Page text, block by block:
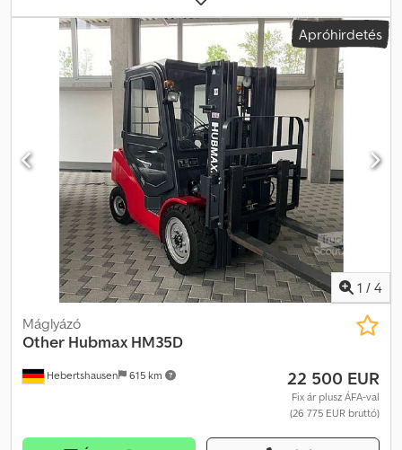
magasság:3 100 mm, szín:piros, Felszereltség:UVV biztonsági
ellenőrzés, fülke, oldaleltolás
, kb. 16 800 üzemóra felújítva 2019-
ben villa hossza: 2 400 mm VOLVO dízelmotor teherbírás: 15 000 kg
Codpfskmrkijx Aideha emelési magasság: 3 000 mm
akkumulátorok újak 06/2022
Apróhirdetés
1 / 4
Hebertshausen 615 km
Máglyázó
Other Hubmax HM35D
22 500 EUR
Fix ár plusz ÁFA-val
(26 775 EUR bruttó)